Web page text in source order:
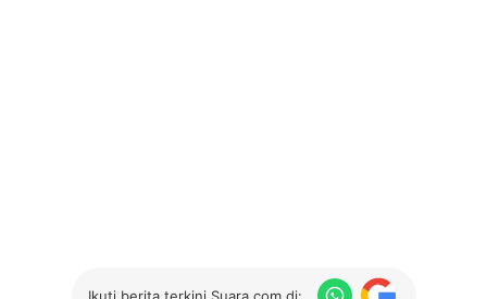
Ikuti berita terkini Suara.com di: